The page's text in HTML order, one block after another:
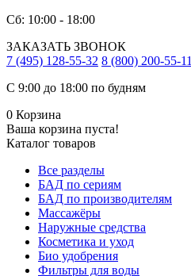
Сб: 10:00 - 18:00
ЗАКАЗАТЬ ЗВОНОК
7 (495) 128-55-32 8 (800) 200-55-11
С 9:00 до 18:00 по будням
0 Корзина
Ваша корзина пуста!
Каталог товаров
Все разделы
БАД по сериям
БАД по производителям
Массажёры
Наружные средства
Косметика и уход
Био удобрения
Фильтры для воды